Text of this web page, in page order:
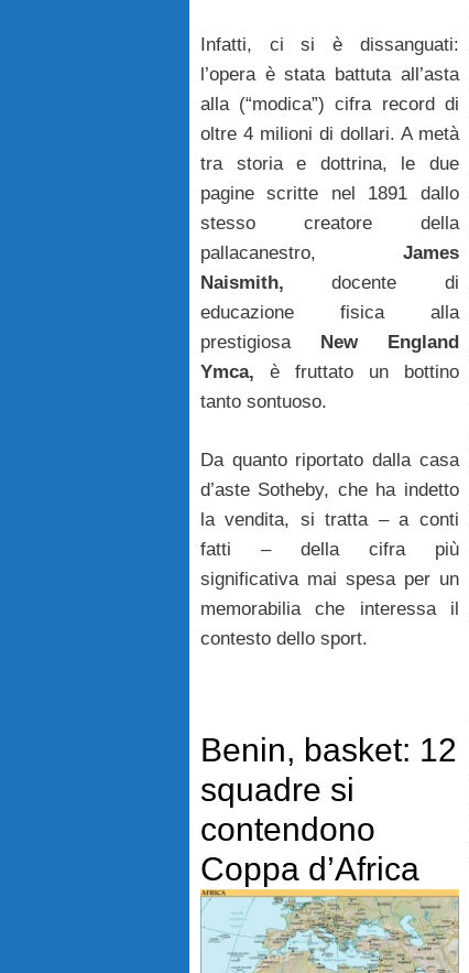
Infatti, ci si è dissanguati:
l’opera è stata battuta all’asta
alla (“modica”) cifra record di
oltre 4 milioni di dollari. A metà
tra storia e dottrina, le due
pagine scritte nel 1891 dallo
stesso creatore della
pallacanestro, James
Naismith, docente di
educazione fisica alla
prestigiosa
New England
Ymca, è fruttato un bottino
tanto sontuoso.
Da quanto riportato dalla casa
d’aste Sotheby, che ha indetto
la vendita, si tratta – a conti
fatti – della cifra più
significativa mai spesa per un
memorabilia che interessa il
contesto dello sport.
Benin, basket: 12
squadre si
contendono
Coppa d’Africa